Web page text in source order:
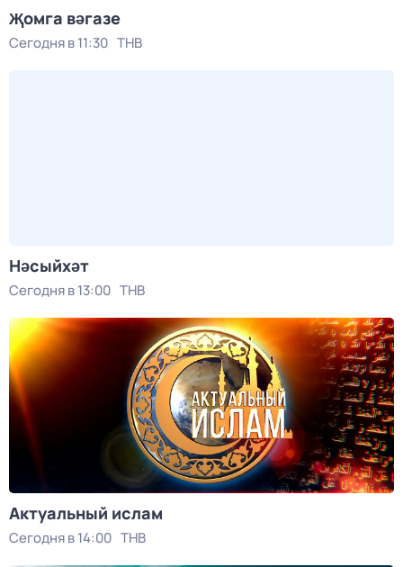
Җомга вәгазе
Сегодня в 11:30 ТНВ
Нәсыйхәт
Сегодня в 13:00 ТНВ
Актуальный ислам
Сегодня в 14:00 ТНВ